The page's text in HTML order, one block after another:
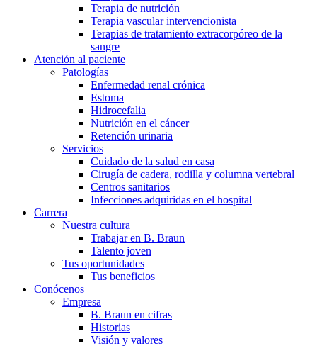
Terapia de nutrición
Terapia vascular intervencionista
Terapias de tratamiento extracorpóreo de la
sangre
Atención al paciente
Patologías
Enfermedad renal crónica
Estoma
Hidrocefalia
Nutrición en el cáncer
Retención urinaria
Servicios
Cuidado de la salud en casa
Cirugía de cadera, rodilla y columna vertebral
Centros sanitarios
Infecciones adquiridas en el hospital
Carrera
Nuestra cultura
Trabajar en B. Braun
Talento joven
Tus oportunidades
Tus beneficios
Conócenos
Empresa
B. Braun en cifras
Historias
Visión y valores